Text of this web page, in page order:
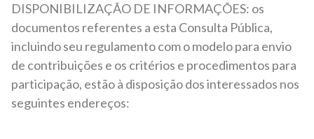
DISPONIBILIZAÇÃO DE INFORMAÇÕES: os
documentos referentes a esta Consulta Pública,
incluindo seu regulamento com o modelo para envio
de contribuições e os critérios e procedimentos para
participação, estão à disposição dos interessados nos
seguintes endereços: